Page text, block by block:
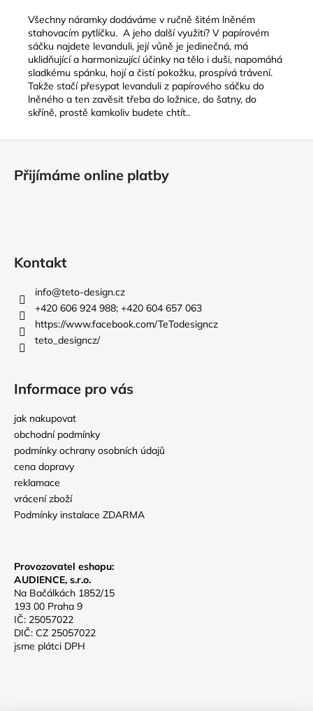
Všechny náramky dodáváme v ručně šitém lněném
stahovacím pytlíčku. A jeho další využití? V papírovém
sáčku najdete levanduli, její vůně je jedinečná, má
uklidňující a harmonizující účinky na tělo i duši, napomáhá
sladkému spánku, hojí a čistí pokožku, prospívá trávení.
Takže stačí přesypat levanduli z papírového sáčku do
lněného a ten zavěsit třeba do ložnice, do šatny, do
skříně, prostě kamkoliv budete chtít..
Přijímáme online platby
Kontakt
info@teto-design.cz
+420 606 924 988; +420 604 657 063
https://www.facebook.com/TeTodesigncz
teto_designcz/
Informace pro vás
jak nakupovat
obchodní podmínky
podmínky ochrany osobních údajů
cena dopravy
reklamace
vrácení zboží
Podmínky instalace ZDARMA
Provozovatel eshopu:
AUDIENCE, s.r.o.
Na Bačálkách 1852/15
193 00 Praha 9
IČ: 25057022
DIČ: CZ 25057022
jsme plátci DPH